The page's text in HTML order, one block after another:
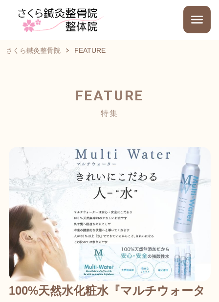
さくら鍼灸整骨院 FEATURE
FEATURE
特集
100%天然水化粧水『マルチウォータ